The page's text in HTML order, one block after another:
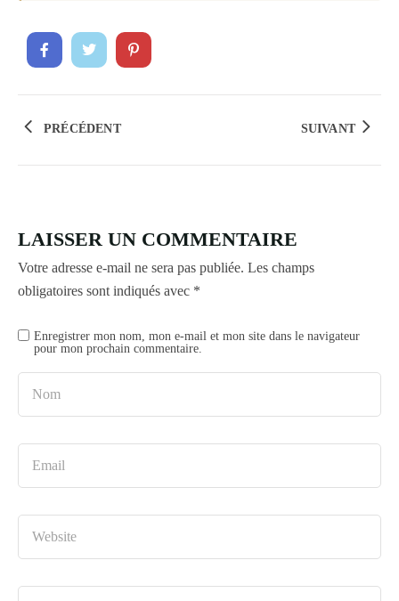
PRÉCÉDENT SUIVANT
LAISSER UN COMMENTAIRE
Votre adresse e-mail ne sera pas publiée. Les champs
obligatoires sont indiqués avec *
Enregistrer mon nom, mon e-mail et mon site dans le navigateur
pour mon prochain commentaire.